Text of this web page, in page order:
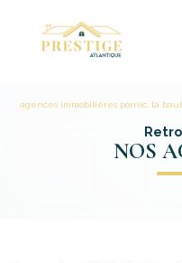
agences immobilières pornic, la
NOS